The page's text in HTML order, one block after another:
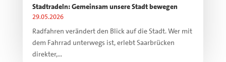
Stadtradeln: Gemeinsam unsere Stadt bewegen
29.05.2026
Radfahren verändert den Blick auf die Stadt. Wer mit
dem Fahrrad unterwegs ist, erlebt Saarbrücken
direkter,...